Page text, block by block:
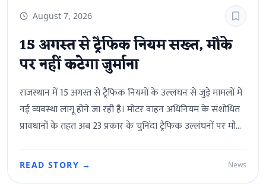
August 7, 2026
15 अगस्त से ट्रैफिक नियम सख्त, मौके
पर नहीं कटेगा जुर्माना
राजस्थान में 15 अगस्त से ट्रैफिक नियमों के उल्लंघन से जुड़े मामलों में
नई व्यवस्था लागू होने जा रही है। मोटर वाहन अधिनियम के संशोधित
प्रावधानों के तहत अब 23 प्रकार के चुनिंदा ट्रैफिक उल्लंघनों पर मौके
केवल चालान जारी करेंगे और मामला आगे की कार्रवाई के लिए
READ STORY → News